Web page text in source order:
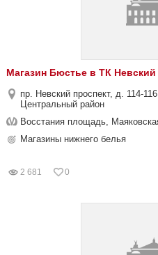
Магазин Бюстье в ТК Невский
пр. Невский проспект, д. 114-
Центральный район
Восстания площадь,
Магазины нижнего белья
2 681 0